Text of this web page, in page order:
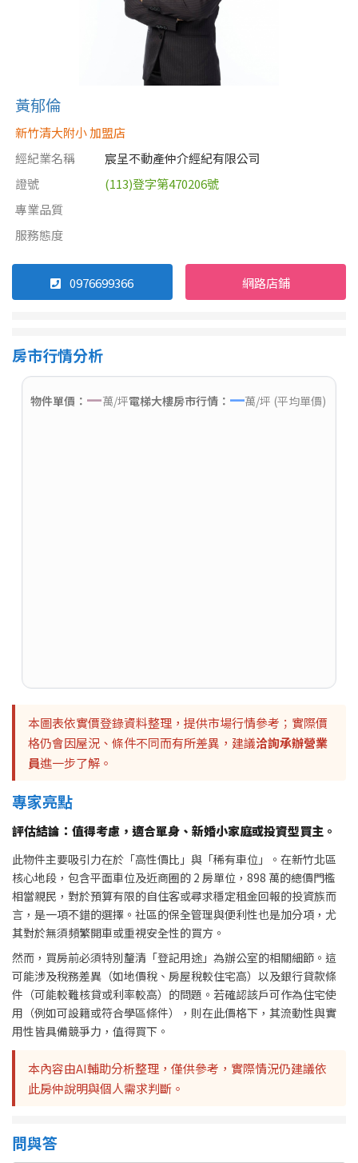
黃郁倫
新竹清大附小 加盟店
經紀業名稱
宸呈不動產仲介經紀有限公司
證號
(113)登字第470206號
專業品質
服務態度
0976699366 網路店鋪
房市行情分析
物件單價： —萬/坪電梯大樓房市行情： —萬/坪 (平均單價)
本圖表依實價登錄資料整理，提供市場行情參考；實際價
格仍會因屋況、條件不同而有所差異，建議洽詢承辦營業
員進一步了解。
專家亮點
評估結論：值得考慮，適合單身、新婚小家庭或投資型買主。
此物件主要吸引力在於「高性價比」與「稀有車位」。在新竹北區
核心地段，包含平面車位及近商圈的 2 房單位，898 萬的總價門檻
相當親民，對於預算有限的自住客或尋求穩定租金回報的投資族而
言，是一項不錯的選擇。社區的保全管理與便利性也是加分項，尤
其對於無須頻繁開車或重視安全性的買方。
然而，買房前必須特別釐清「登記用途」為辦公室的相關細節。這
可能涉及稅務差異（如地價稅、房屋稅較住宅高）以及銀行貸款條
件（可能較難核貸或利率較高）的問題。若確認該戶可作為住宅使
用（例如可設籍或符合學區條件），則在此價格下，其流動性與實
用性皆具備競爭力，值得買下。
本內容由AI輔助分析整理，僅供參考，實際情況仍建議依
此房仲說明與個人需求判斷。
問與答